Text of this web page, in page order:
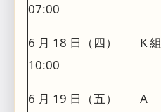
07:00
6 月 18 日（四）
10:00
K 組
6 月 19 日（五）
A